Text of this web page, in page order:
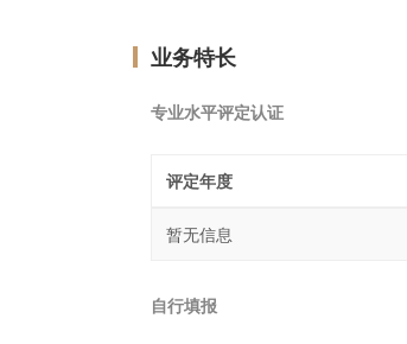
业务特长
专业水平评定认证
评定年度
暂无信息
自行填报